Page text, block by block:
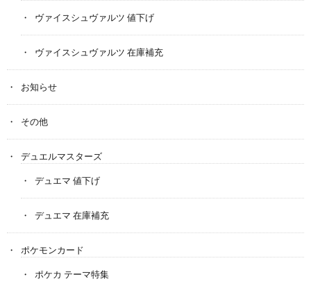
ヴァイスシュヴァルツ 値下げ
ヴァイスシュヴァルツ 在庫補充
お知らせ
その他
デュエルマスターズ
デュエマ 値下げ
デュエマ 在庫補充
ポケモンカード
ポケカ テーマ特集